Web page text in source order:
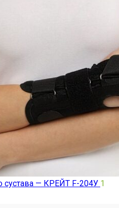
сустава — КРЕЙТ F-204У 1